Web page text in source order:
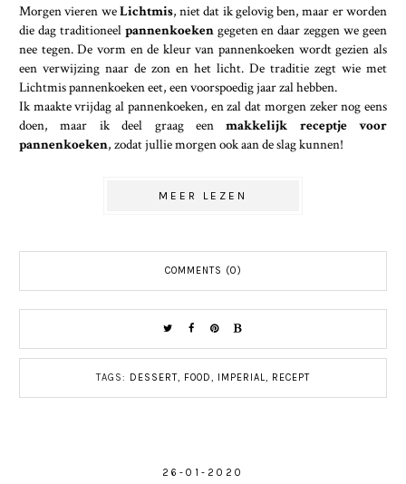
Morgen vieren weLichtmis, niet dat ik gelovig ben, maar er worden
die dag traditioneel pannenkoeken gegeten en daar zeggen we geen
nee tegen. De vorm en de kleur van pannenkoeken wordt gezien als
een verwijzing naar de zon en het licht. De traditie zegt wie met
Lichtmis pannenkoeken eet, een voorspoedig jaar zal hebben.
Ik maakte vrijdag al pannenkoeken, en zal dat morgen zeker nog eens
doen, maar ik deel graag eenmakkelijk receptje
voor
pannenkoeken, zodat jullie morgen ook aan de slag kunnen!
MEER LEZEN
COMMENTS (0)
TAGS: DESSERT FOOD IMPERIAL RECEPT
26-01-2020